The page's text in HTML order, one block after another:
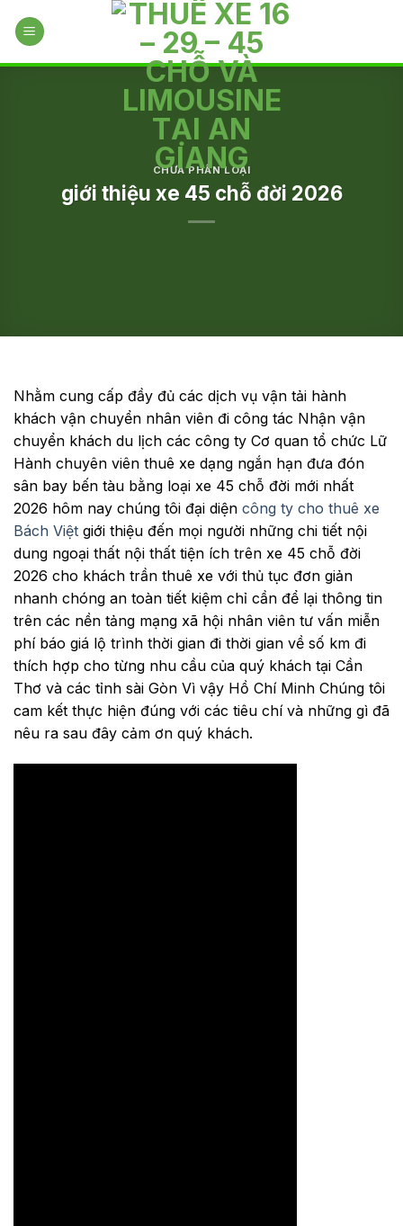
CHƯA PHÂN LOẠI
giới thiệu xe 45 chỗ đời 2026
Nhằm cung cấp đầy đủ các dịch vụ vận tải hành
khách vận chuyển nhân viên đi công tác Nhận vận
chuyển khách du lịch các công ty Cơ quan tổ chức Lữ
Hành chuyên viên thuê xe dạng ngắn hạn đưa đón
sân bay bến tàu bằng loại xe 45 chỗ đời mới nhất
2026 hôm nay chúng tôi đại diện công ty cho thuê xe
Bách Việt giới thiệu đến mọi người những chi tiết nội
dung ngoại thất nội thất tiện ích trên xe 45 chỗ đời
2026 cho khách trần thuê xe với thủ tục đơn giản
nhanh chóng an toàn tiết kiệm chỉ cần để lại thông tin
trên các nền tảng mạng xã hội nhân viên tư vấn miễn
phí báo giá lộ trình thời gian đi thời gian về số km đi
thích hợp cho từng nhu cầu của quý khách tại Cần
Thơ và các tỉnh sài Gòn Vì vậy Hồ Chí Minh Chúng tôi
cam kết thực hiện đúng với các tiêu chí và những gì đã
nêu ra sau đây cảm ơn quý khách.